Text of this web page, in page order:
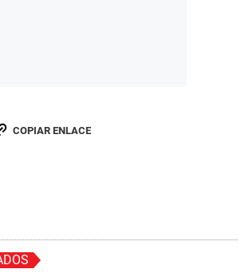
COPIAR ENLACE